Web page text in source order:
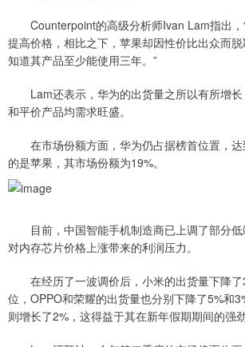
Counterpoint的高级分析师Ivan Lam指出，
提高价格，相比之下，苹果却因性价比出众而
知道其产品至少能使用三年。”
Lam还表示，华为的出货量之所以有所增长
和平价产品均需求旺盛。
在市场份额方面，华为仍占据榜首位置，达
的是苹果，其市场份额为19%。
目前，中国智能手机制造商已上调了部分低
对内存芯片价格上涨带来的利润压力。
在经历了一波调价后，小米的出货量下降了
位，OPPO和荣耀的出货量也分别下降了5%和
则增长了2%，这得益于其在新年假期期间的强劲